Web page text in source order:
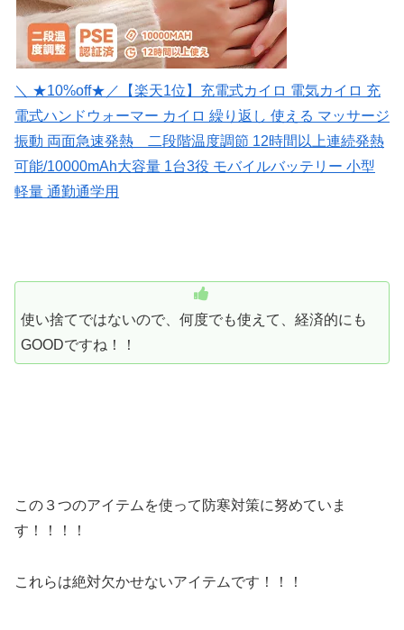
＼ ★10%off★／【楽天1位】充電式カイロ 電気カイロ 充
電式ハンドウォーマー カイロ 繰り返し 使える マッサージ
振動 両面急速発熱 二段階温度調節 12時間以上連続発熱
可能/10000mAh大容量 1台3役 モバイルバッテリー 小型
軽量 通勤通学用
使い捨てではないので、何度でも使えて、経済的にも
GOODですね！！
この３つのアイテムを使って防寒対策に努めていま
す！！！！
これらは絶対欠かせないアイテムです！！！